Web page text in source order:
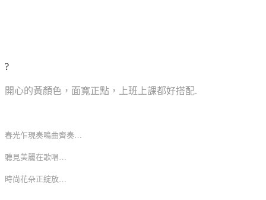
?
開心的黃顏色，面寬正點，上班上課都好搭配.
春光乍現奏鳴曲齊奏…
聽見美麗在歌唱…
時尚花朵正綻放…